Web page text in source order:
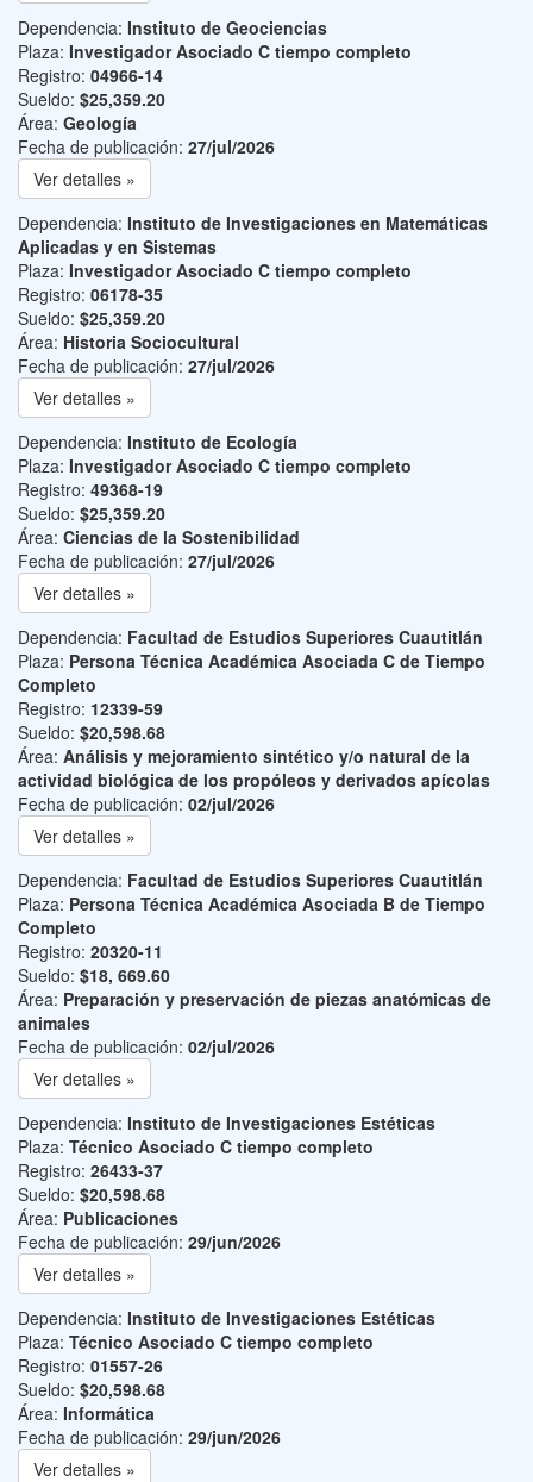
Dependencia: Instituto de Geociencias
Plaza: Investigador Asociado C tiempo completo
Registro: 04966-14
Sueldo: $25,359.20
Área: Geología
Fecha de publicación: 27/jul/2026
Ver detalles »
Dependencia: Instituto de Investigaciones en Matemáticas
Aplicadas y en Sistemas
Plaza: Investigador Asociado C tiempo completo
Registro: 06178-35
Sueldo: $25,359.20
Área: Historia Sociocultural
Fecha de publicación: 27/jul/2026
Ver detalles »
Dependencia: Instituto de Ecología
Plaza: Investigador Asociado C tiempo completo
Registro: 49368-19
Sueldo: $25,359.20
Área: Ciencias de la Sostenibilidad
Fecha de publicación: 27/jul/2026
Ver detalles »
Dependencia: Facultad de Estudios Superiores Cuautitlán
Plaza: Persona Técnica Académica Asociada C de Tiempo
Completo
Registro: 12339-59
Sueldo: $20,598.68
Área: Análisis y mejoramiento sintético y/o natural de la
actividad biológica de los propóleos y derivados apícolas
Fecha de publicación: 02/jul/2026
Ver detalles »
Dependencia: Facultad de Estudios Superiores Cuautitlán
Plaza: Persona Técnica Académica Asociada B de Tiempo
Completo
Registro: 20320-11
Sueldo: $18, 669.60
Área: Preparación y preservación de piezas anatómicas de
animales
Fecha de publicación: 02/jul/2026
Ver detalles »
Dependencia: Instituto de Investigaciones Estéticas
Plaza: Técnico Asociado C tiempo completo
Registro: 26433-37
Sueldo: $20,598.68
Área: Publicaciones
Fecha de publicación: 29/jun/2026
Ver detalles »
Dependencia: Instituto de Investigaciones Estéticas
Plaza: Técnico Asociado C tiempo completo
Registro: 01557-26
Sueldo: $20,598.68
Área: Informática
Fecha de publicación: 29/jun/2026
Ver detalles »